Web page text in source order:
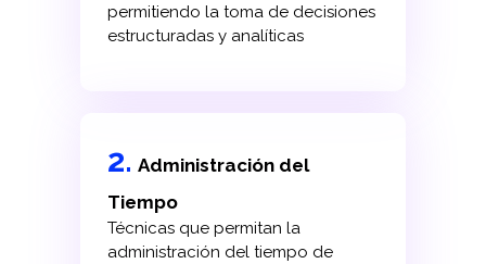
permitiendo la toma de decisiones
estructuradas y analíticas
2. Administración del
Tiempo
Técnicas que permitan la
administración del tiempo de